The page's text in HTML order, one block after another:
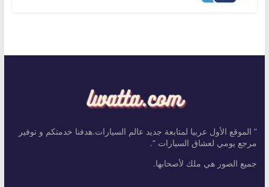
” الموقع الأول عربيا لمتابعة جديد عالم السيارات.هدفنا خدمتكم و توفير
مرجع يومي لعشاق السيارات “.
جميع الصور هي ملك لأصحابها.